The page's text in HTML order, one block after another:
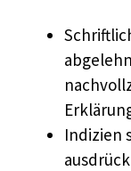
Indizien